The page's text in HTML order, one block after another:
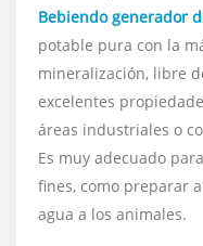
Bebiendogenerador
potable pura con la
mineralización, libre
excelentes
áreas industriales o
Es muy adecuado
fines, como preparar
agua a los animales.